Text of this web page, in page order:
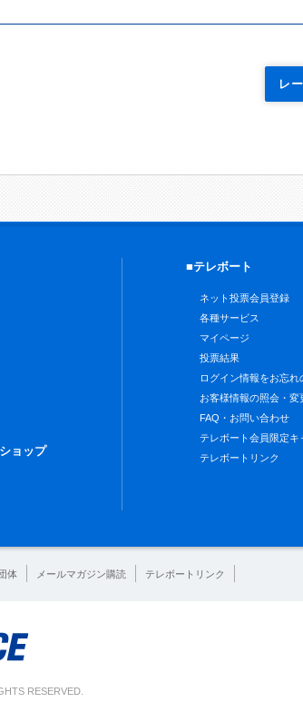
レ
ョップ
■テレボート
ネット投票会員登録
各種サービス
マイページ
投票結果
ログイン情報をお忘れ
お客様情報の照会・変
FAQ・お問い合わせ
テレボート会員限定キ
テレボートリンク
体 メールマガジン購読 テレボートリンク
RESERVED.